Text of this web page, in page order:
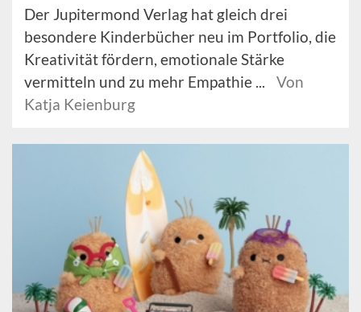
Der Jupitermond Verlag hat gleich drei
besondere Kinderbücher neu im Portfolio, die
Kreativität fördern, emotionale Stärke
vermitteln und zu mehr Empathie ...
Von
Katja Keienburg